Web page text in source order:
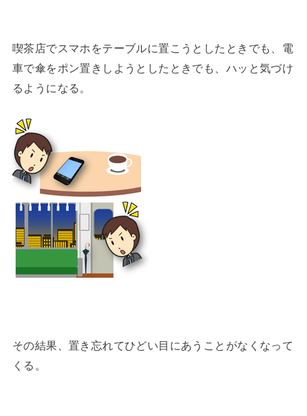
喫茶店でスマホをテーブルに置こうとしたときでも、電
車で傘をポン置きしようとしたときでも、ハッと気づけ
るようになる。
その結果、置き忘れてひどい目にあうことがなくなって
くる。